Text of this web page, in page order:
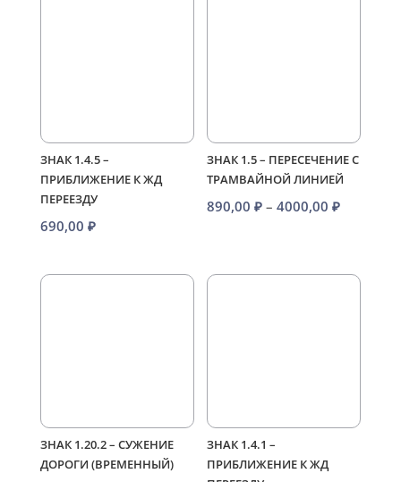
ЗНАК 1.4.5 –
ПРИБЛИЖЕНИЕ К ЖД
ПЕРЕЕЗДУ
690,00 ₽
ЗНАК 1.5 – ПЕРЕСЕЧЕНИЕ С
ТРАМВАЙНОЙ ЛИНИЕЙ
890,00₽ – 4000,00₽
–
ЗНАК 1.20.2 – СУЖЕНИЕ
ДОРОГИ (ВРЕМЕННЫЙ)
ЗНАК 1.4.1 –
ПРИБЛИЖЕНИЕ К ЖД